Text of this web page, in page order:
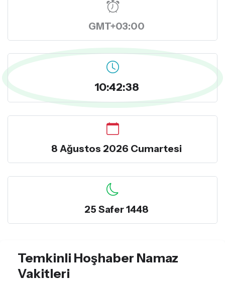
GMT+03:00
10:42:39
8 Ağustos 2026 Cumartesi
25 Safer 1448
Temkinli Hoşhaber Namaz
Vakitleri